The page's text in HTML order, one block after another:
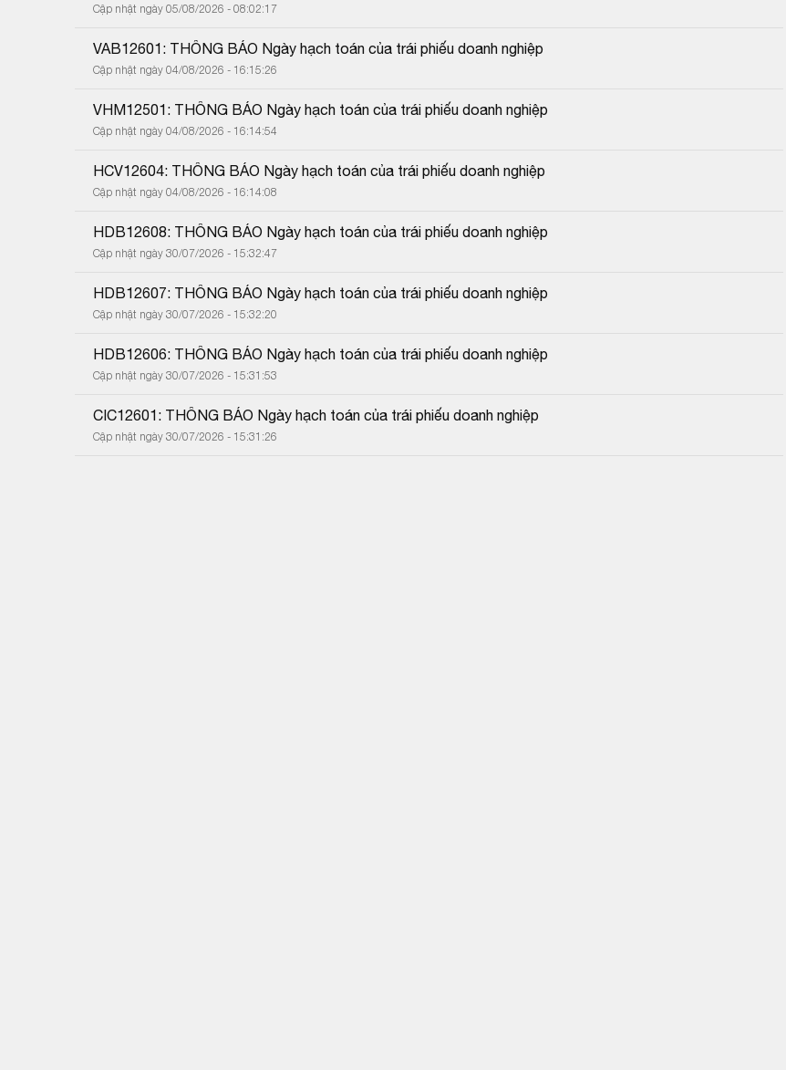
Cập nhật ngày 05/08/2026 - 08:02:17
VAB12601: THÔNG BÁO Ngày hạch toán của trái phiếu doanh nghiệp
Cập nhật ngày 04/08/2026 - 16:15:26
VHM12501: THÔNG BÁO Ngày hạch toán của trái phiếu doanh nghiệp
Cập nhật ngày 04/08/2026 - 16:14:54
HCV12604: THÔNG BÁO Ngày hạch toán của trái phiếu doanh nghiệp
Cập nhật ngày 04/08/2026 - 16:14:08
HDB12608: THÔNG BÁO Ngày hạch toán của trái phiếu doanh nghiệp
Cập nhật ngày 30/07/2026 - 15:32:47
HDB12607: THÔNG BÁO Ngày hạch toán của trái phiếu doanh nghiệp
Cập nhật ngày 30/07/2026 - 15:32:20
HDB12606: THÔNG BÁO Ngày hạch toán của trái phiếu doanh nghiệp
Cập nhật ngày 30/07/2026 - 15:31:53
CIC12601: THÔNG BÁO Ngày hạch toán của trái phiếu doanh nghiệp
Cập nhật ngày 30/07/2026 - 15:31:26